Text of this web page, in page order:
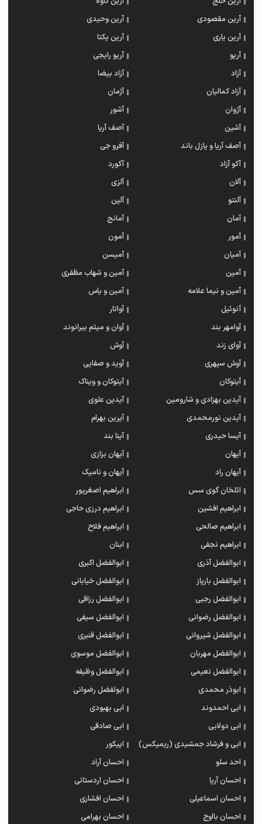
آرین مقصودی
آرین وحیدی
آرین یاری
آرین یکتا
آریو
آریو رایجی
آزاد
آزاد بیضا
آزاد کمالیان
آژمان
آژوان
آشور
آشین
آصف آریا
آصف آریا و پازل باند
آفرو جی
آکو آزاد
آکورد
آلان
آلزی
آلنتو
آلین
آمان
آمانج
آمور
آمون
آمیان
آمیسن
آمین
آمین و شهاب مظفری
آمین و نیما علامه
آمین و یاس
آنوئیل
آواتار
آوامهر بند
آوان و میثم بیرانوند
آوای زند
آوش
آوش سپهری
آوید و صفایی
آیتوکان
آیتوکان و ویناک
آیدین بهزادی و شارومین
آیدین علوی
آیدین نورمحمدی
آیرین بهرام
آیسا حیدری
آینا بند
آیهان
آیهان بزازی
آیهان راد
آیهان و نامیک
ائلخان گوی سس
ابراهیم اصغرپور
ابراهیم افشین
ابراهیم درزی حاجی
ابراهیم صالحی
ابراهیم فلاح
ابراهیم نجفی
ابنان
ابوالفضل آذری
ابوالفضل اکبری
ابوالفضل بارپاز
ابوالفضل خیابانی
ابوالفضل رجبی
ابوالفضل رزاقی
ابوالفضل رضوانی
ابوالفضل سیفی
ابوالفضل شیروانی
ابوالفضل قنبری
ابوالفضل مهربان
ابوالفضل موسوی
ابوالفضل نعیمی
ابوالفضل وظیفه
ابوذر محمدی
ابولفضل رضوانی
ابی احمدوند
ابی بهبودی
ابی دولابی
ابی صادقی
ابی و فرشاد جمشیدی (ریمیکس)
اپیکور
احد سلو
احسان آراد
احسان آریا
احسان اردستانی
احسان اسماعیلی
احسان افشاری
احسان بااوج
احسان بهرامی